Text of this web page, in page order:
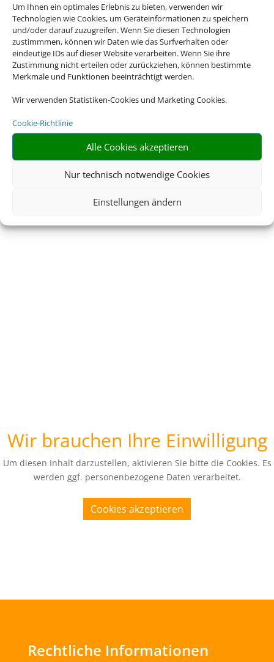
Um Ihnen ein optimales Erlebnis zu bieten, verwenden wir
Technologien wie Cookies, um Geräteinformationen zu speichern
und/oder darauf zuzugreifen. Wenn Sie diesen Technologien
zustimmmen, können wir Daten wie das Surfverhalten oder
eindeutige IDs auf dieser Website verarbeiten. Wenn Sie ihre
Zustimmung nicht erteilen oder zurückziehen, können bestimmte
Merkmale und Funktionen beeinträchtigt werden.
Wir verwenden Statistiken-Cookies und Marketing Cookies.
Cookie-Richtlinie
Alle Cookies akzeptieren
Nur technisch notwendige Cookies
Einstellungen ändern
Wir brauchen Ihre Einwilligung
Um diesen Inhalt darzustellen, aktivieren Sie bitte die Cookies. Es
werden ggf. personenbezogene Daten verarbeitet.
Cookies akzeptieren
Rechtliche Informationen